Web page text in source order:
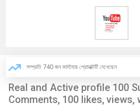
সম্প্রতি 740 জন কাস্টমার প্রোডাক্টটি দেখেছেন
Real and Active profile 100
Comments, 100 likes, views,